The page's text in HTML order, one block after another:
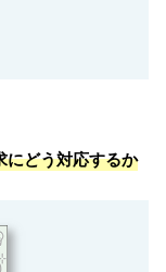
にどう対応するか